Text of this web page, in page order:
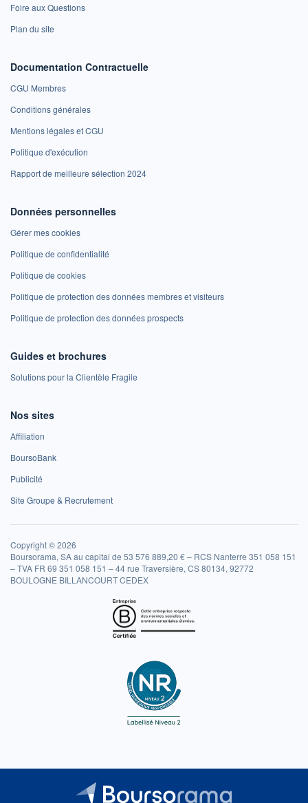
Foire aux Questions
Plan du site
Documentation Contractuelle
CGU Membres
Conditions générales
Mentions légales et CGU
Politique d'exécution
Rapport de meilleure sélection 2024
Données personnelles
Gérer mes cookies
Politique de confidentialité
Politique de cookies
Politique de protection des données membres et visiteurs
Politique de protection des données prospects
Guides et brochures
Solutions pour la Clientèle Fragile
Nos sites
Affiliation
BoursoBank
Publicité
Site Groupe & Recrutement
Copyright © 2026
Boursorama, SA au capital de 53 576 889,20 € – RCS Nanterre 351 058 151
– TVA FR 69 351 058 151 – 44 rue Traversière, CS 80134, 92772
BOULOGNE BILLANCOURT CEDEX